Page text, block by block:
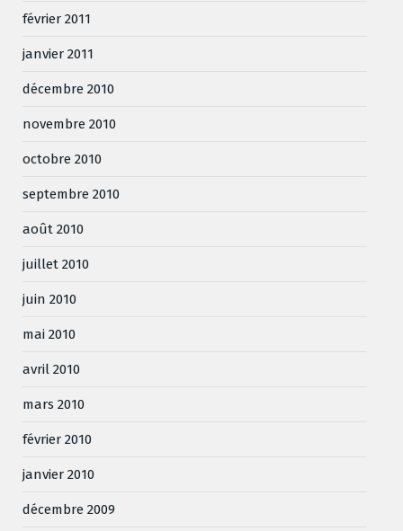
février 2011
janvier 2011
décembre 2010
novembre 2010
octobre 2010
septembre 2010
août 2010
juillet 2010
juin 2010
mai 2010
avril 2010
mars 2010
février 2010
janvier 2010
décembre 2009